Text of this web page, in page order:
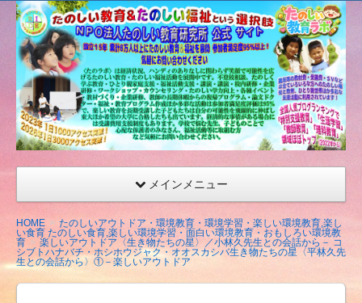
たの
しい
教育
研究
所
（沖
縄）
公式
ト
メインメニュー
HOME
たのしいアウトドア・環境教育・環境学習・楽しい環境教育,楽し
い食育 たのしい食育,楽しい環境学習・面白い環境教育・おもしろい環境教
育
楽しいアウトドア〈生き物たちの星〉／小林久先生との会話から－ コ
シブトハナバチ・ホシホウジャク・オオスカシバ生き物たちの星〈平林久先
生との会話から〉①－楽しいアウトドア